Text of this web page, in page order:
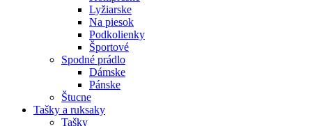
Lyžiarske
Na piesok
Podkolienky
Športové
Spodné prádlo
Dámske
Pánske
Štucne
Tašky a ruksaky
Tašky